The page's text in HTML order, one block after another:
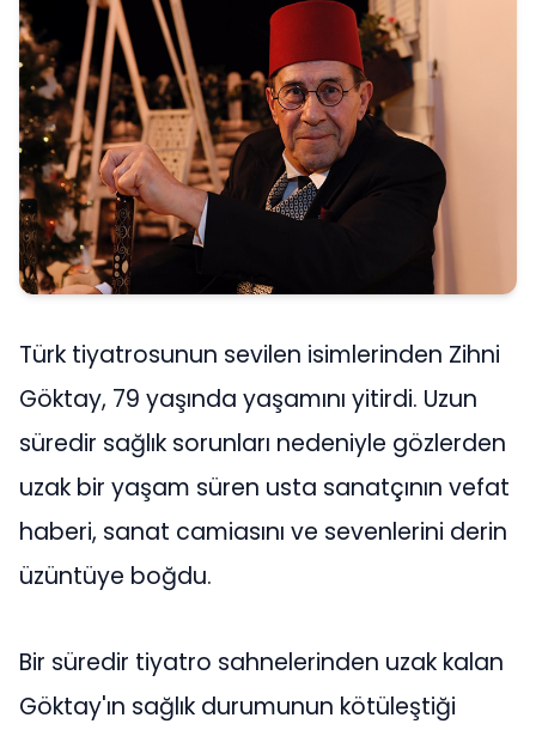
Türk tiyatrosunun sevilen isimlerinden Zihni
Göktay, 79 yaşında yaşamını yitirdi. Uzun
süredir sağlık sorunları nedeniyle gözlerden
uzak bir yaşam süren usta sanatçının vefat
haberi, sanat camiasını ve sevenlerini derin
üzüntüye boğdu.
Bir süredir tiyatro sahnelerinden uzak kalan
Göktay'ın sağlık durumunun kötüleştiği